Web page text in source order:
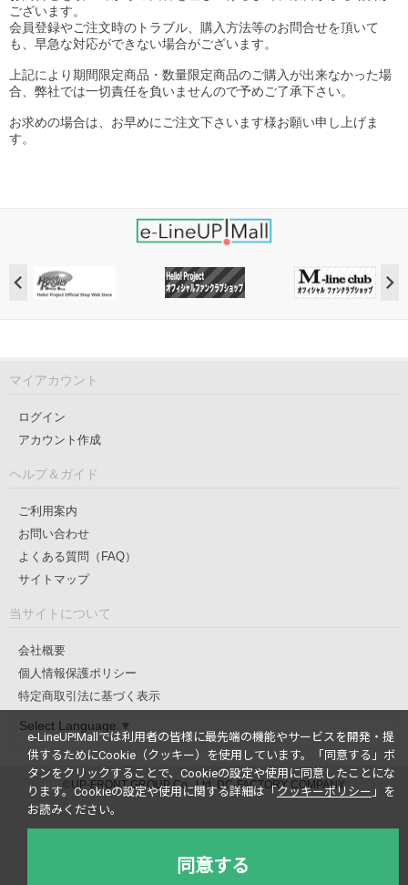
ございます。
会員登録やご注文時のトラブル、購入方法等のお問合せを頂いて
も、早急な対応ができない場合がございます。
上記により期間限定商品・数量限定商品のご購入が出来なかった場
合、弊社では一切責任を負いませんので予めご了承下さい。
お求めの場合は、お早めにご注文下さいます様お願い申し上げま
す。
マイアカウント
ログイン
アカウント作成
ヘルプ＆ガイド
ご利用案内
お問い合わせ
よくある質問（FAQ）
サイトマップ
当サイトについて
会社概要
個人情報保護ポリシー
特定商取引法に基づく表示
Select Language ▼
©UP-FRONT GROUP Co., Ltd. DC-FACTORY COMPANY
e-LineUP!Mallでは利用者の皆様に最先端の機能やサービスを開発・提
供するためにCookie（クッキー）を使用しています。
「同意する」ボ
タンをクリックすることで、Cookieの設定や使用に同意したことにな
ります。Cookieの設定や使用に関する詳細は「 クッキーポリシー 」を
お読みください。
同意する